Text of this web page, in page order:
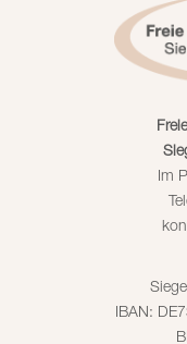
Im
IBAN: